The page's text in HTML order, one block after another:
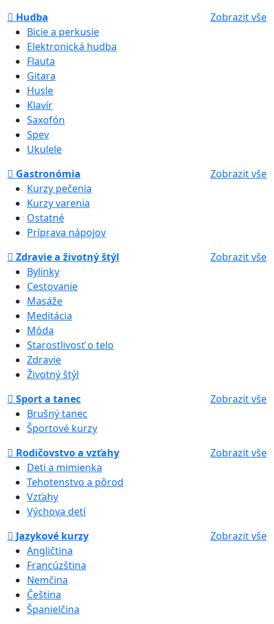
Hudba
Zobrazit vše
Bicie a perkusie
Elektronická hudba
Flauta
Gitara
Husle
Klavír
Saxofón
Spev
Ukulele
Gastronómia
Zobrazit vše
Kurzy pečenia
Kurzy varenia
Ostatné
Príprava nápojov
Zdravie a životný štýl
Zobrazit vše
Bylinky
Cestovanie
Masáže
Meditácia
Móda
Starostlivosť o telo
Zdravie
Životný štýl
Sport a tanec
Zobrazit vše
Brušný tanec
Športové kurzy
Rodičovstvo a vzťahy
Zobrazit vše
Deti a mimienka
Tehotenstvo a pôrod
Vzťahy
Výchova detí
Jazykové kurzy
Zobrazit vše
Angličtina
Francúzština
Nemčina
Čeština
Španielčina